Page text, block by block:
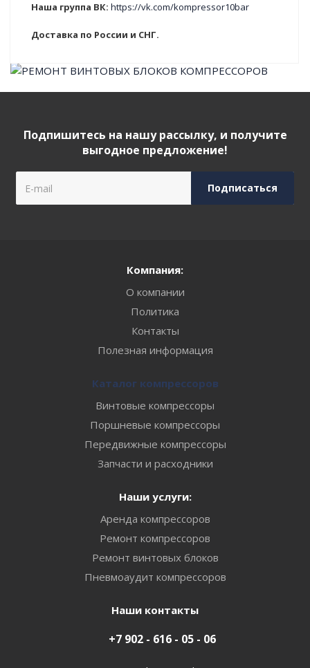
Наша группа ВК: https://vk.com/kompressor10bar
Доставка по России и СНГ.
Подпишитесь на нашу рассылку, и получите
выгодное предложение!
Компания:
О компании
Политика
Контакты
Полезная информация
Каталог компрессоров
Винтовые компрессоры
Поршневые компрессоры
Передвижные компрессоры
Запчасти и расходники
Наши услуги:
Аренда компрессоров
Ремонт компрессоров
Ремонт винтовых блоков
Пневмоаудит компрессоров
Наши контакты
+7 902 - 616 - 05 - 06